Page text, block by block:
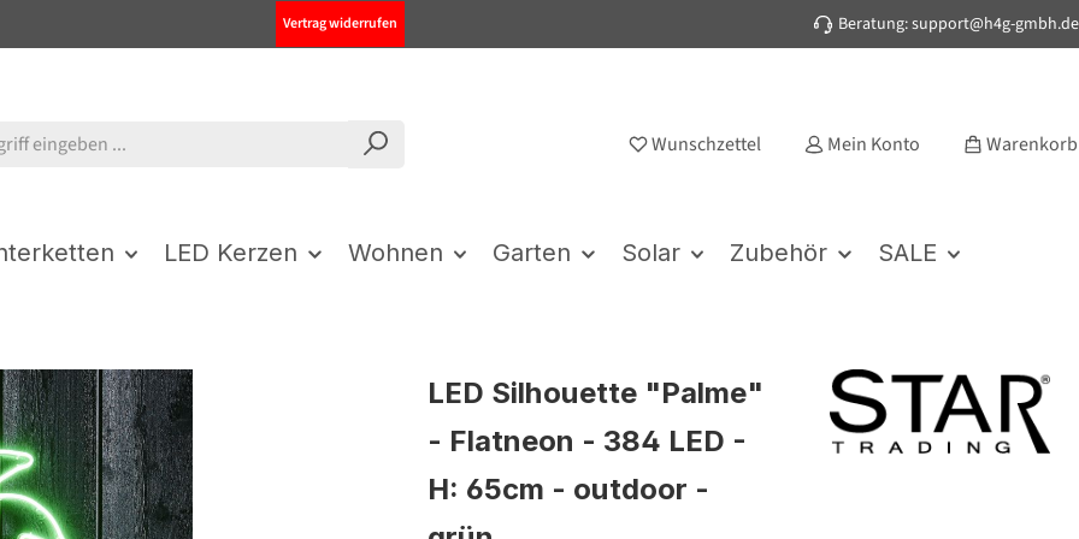
Vertrag widerrufen Beratung: support@h4g-gmbh.de
Wunschzettel Mein Konto Warenkorb
LED Kerzen Wohnen Garten Solar Zubehör SALE
LED Silhouette "Palme"
- Flatneon - 384 LED -
H: 65cm - outdoor -